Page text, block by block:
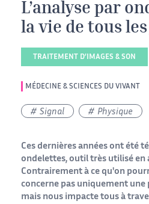
L’analyse par
la vie de tous
TRAITEMENT D’IMAGES & SON
MÉDECINE & SCIENCES DU VIVANT
Signal Physique
Ces dernières années ont été
ondelettes, outil très utilisé en
Contrairement à ce qu'on
concerne pas uniquement
mais nous impacte tous à